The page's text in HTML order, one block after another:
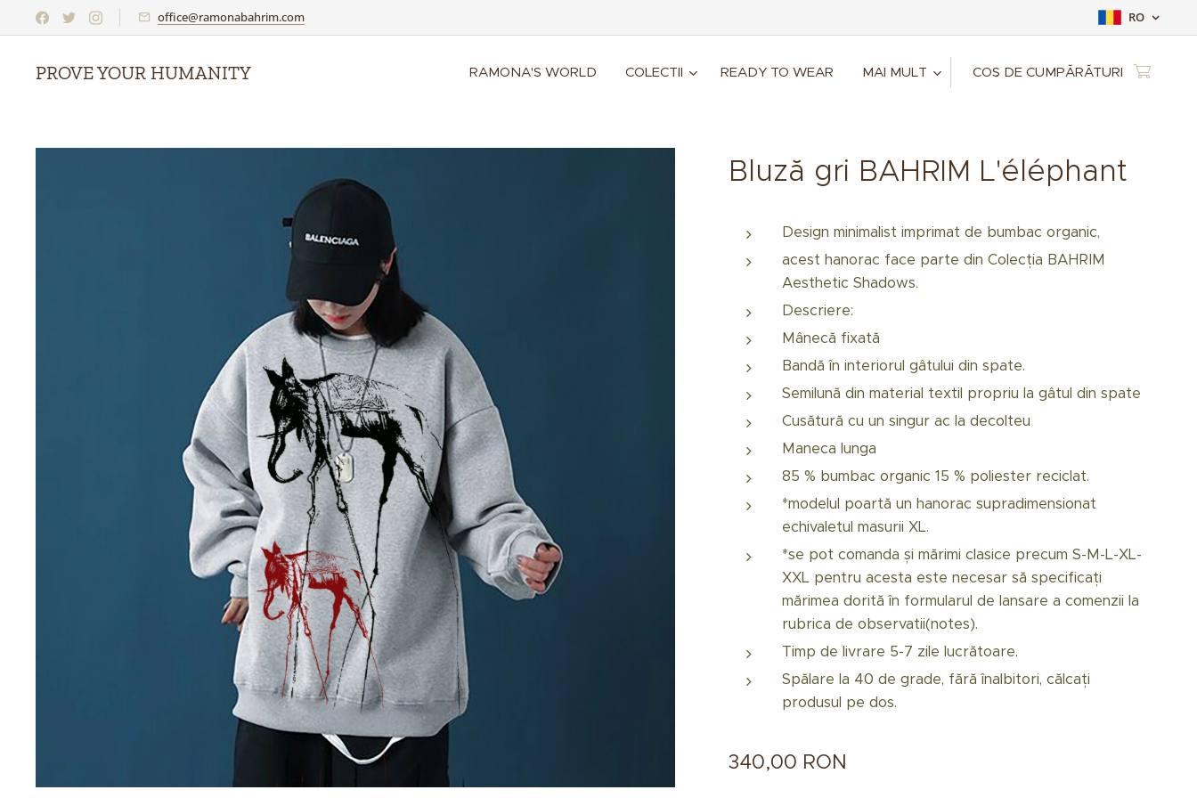
office@ramonabahrim.com RO
PROVE YOUR HUMANITY RAMONA'S WORLD COLECTII READY TO WEAR MAI MULT COȘ DE CUMPĂRĂTURI
Bluză gri BAHRIM L'éléphant
Design minimalist imprimat de bumbac organic,
acest hanorac face parte din Colecția BAHRIM
Aesthetic Shadows.
Descriere:
Mânecă fixată
Bandă în interiorul gâtului din spate.
Semilună din material textil propriu la gâtul din spate
Cusătură cu un singur ac la decolteu
Maneca lunga
85 % bumbac organic 15 % poliester reciclat.
*modelul poartă un hanorac supradimensionat
echivaletul masurii XL.
*se pot comanda și mărimi clasice precum S-M-L-XL-
XXL pentru acesta este necesar să specificați
mărimea dorită în formularul de lansare a comenzii la
rubrica de observatii(notes).
Timp de livrare 5-7 zile lucrătoare.
Spălare la 40 de grade, fără înalbitori, călcați
produsul pe dos.
340,00 RON